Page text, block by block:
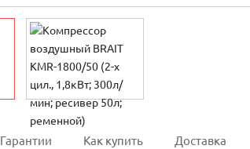
Гарантии Как купить Доставка